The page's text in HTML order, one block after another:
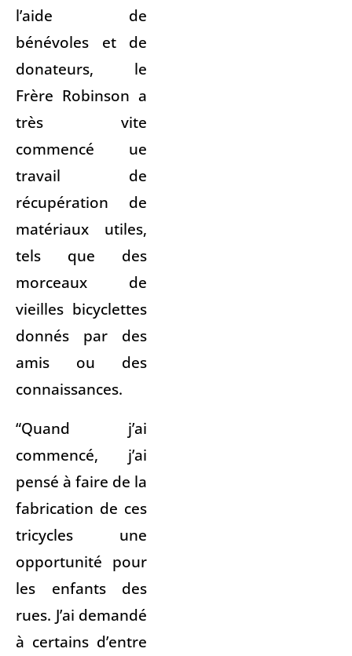
l’aide de
bénévoles et de
donateurs, le
Frère Robinson a
très vite
commencé ue
travail de
récupération de
matériaux utiles,
tels que des
morceaux de
vieilles bicyclettes
donnés par des
amis ou des
connaissances.
“Quand j’ai
commencé, j’ai
pensé à faire de la
fabrication de ces
tricycles une
opportunité pour
les enfants des
rues. J’ai demandé
à certains d’entre